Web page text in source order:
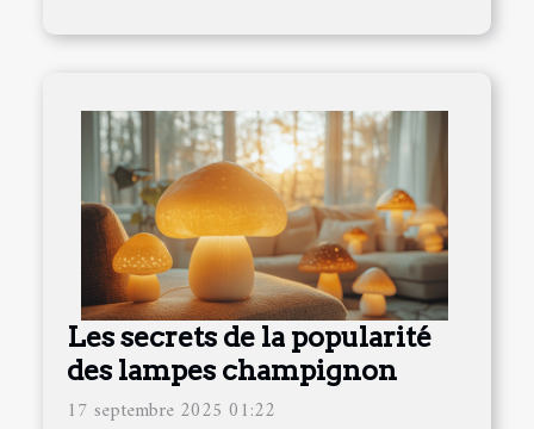
Les secrets de la popularité
des lampes champignon
17 septembre 2025 01:22